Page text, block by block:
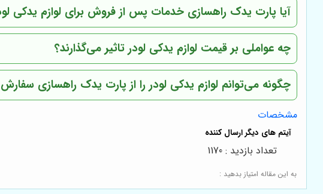
آیا پارت یدک راهسازی خدمات پس از فروش برای لوازم یدکی
چه عواملی بر قیمت لوازم یدکی لودر تاثیر می‌گذارند؟
چگونه می‌توانم لوازم یدکی لودر را از پارت یدک راهسازی
مشخصات
به این مقاله امتیاز بدهید :
تعداد بازدید : 1170